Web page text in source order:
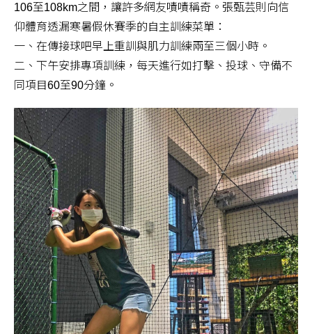
106至108km之間，讓許多網友嘖嘖稱奇。張甄芸則向信
仰體育透漏寒暑假休賽季的自主訓練菜單：
一、在傳接球吧早上重訓與肌力訓練兩至三個小時。
二、下午安排專項訓練，每天進行如打擊、投球、守備不
同項目60至90分鐘。